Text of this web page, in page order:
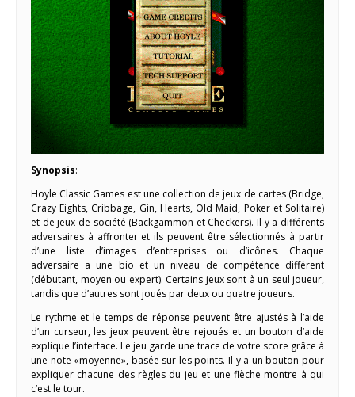
Synopsis:
Hoyle Classic Games est une collection de jeux de cartes (Bridge,
Crazy Eights, Cribbage, Gin, Hearts, Old Maid, Poker et Solitaire)
et de jeux de société (Backgammon et Checkers). Il y a différents
adversaires à affronter et ils peuvent être sélectionnés à partir
d’une liste d’images d’entreprises ou d’icônes. Chaque
adversaire a une bio et un niveau de compétence différent
(débutant, moyen ou expert). Certains jeux sont à un seul joueur,
tandis que d’autres sont joués par deux ou quatre joueurs.
Le rythme et le temps de réponse peuvent être ajustés à l’aide
d’un curseur, les jeux peuvent être rejoués et un bouton d’aide
explique l’interface. Le jeu garde une trace de votre score grâce à
une note «moyenne», basée sur les points. Il y a un bouton pour
expliquer chacune des règles du jeu et une flèche montre à qui
c’est le tour.